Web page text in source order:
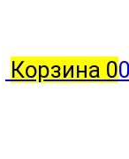
Корзина 0